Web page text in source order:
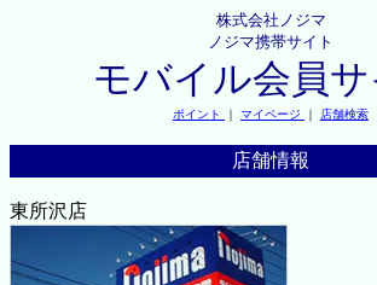
株式会社ノジマ
ノジマ携帯サイト
モバイル会員サ
ポイント ｜ マイページ ｜ 店舗検索
店舗情報
東所沢店